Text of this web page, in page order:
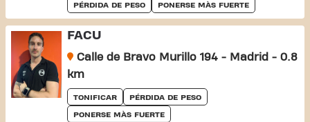
PÉRDIDA DE PESO PONERSE MÀS FUERTE
FACU
Calle de Bravo Murillo 194 - Madrid - 0.8
km
TONIFICAR PÉRDIDA DE PESO
PONERSE MÀS FUERTE